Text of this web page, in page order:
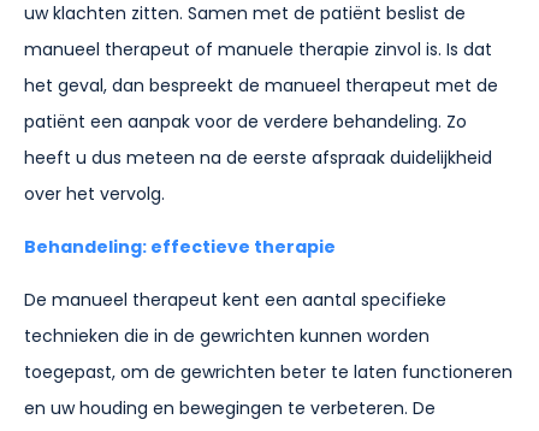
uw klachten zitten. Samen met de patiënt beslist de
manueel therapeut of manuele therapie zinvol is. Is dat
het geval, dan bespreekt de manueel therapeut met de
patiënt een aanpak voor de verdere behandeling. Zo
heeft u dus meteen na de eerste afspraak duidelijkheid
over het vervolg.
Behandeling: effectieve therapie
De manueel therapeut kent een aantal specifieke
technieken die in de gewrichten kunnen worden
toegepast, om de gewrichten beter te laten functioneren
en uw houding en bewegingen te verbeteren. De